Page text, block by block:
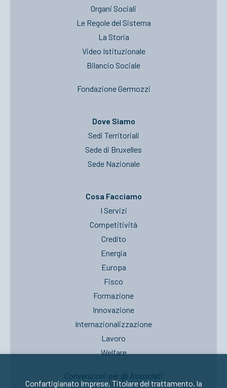
Organi Sociali
Le Regole del Sistema
La Storia
Video Istituzionale
Bilancio Sociale
Fondazione Germozzi
Dove Siamo
Sedi Territoriali
Sede di Bruxelles
Sede Nazionale
Cosa Facciamo
I Servizi
Competitività
Credito
Energia
Europa
Fisco
Formazione
Innovazione
Internazionalizzazione
Lavoro
Welfare
Convenzioni per gli Associati
Confartigianato Imprese, Titolare del trattamento, la